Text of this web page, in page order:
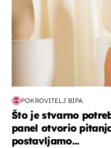
POKROVITELJ BIPA
Što je stvarno
panel otvorio
postavljamo...